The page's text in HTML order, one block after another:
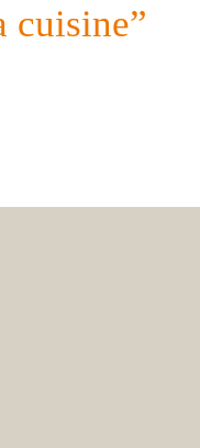
cuisine”